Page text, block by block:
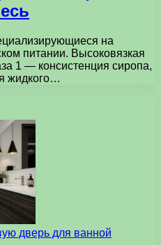
на
питании. Высоковязкая
1 — консистенция сиропа,
жидкого…
дверь для ванной